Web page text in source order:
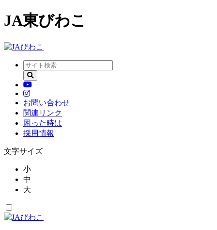
JA東びわこ
お問い合わせ
関連リンク
困った時は
採用情報
文字サイズ
小
中
大